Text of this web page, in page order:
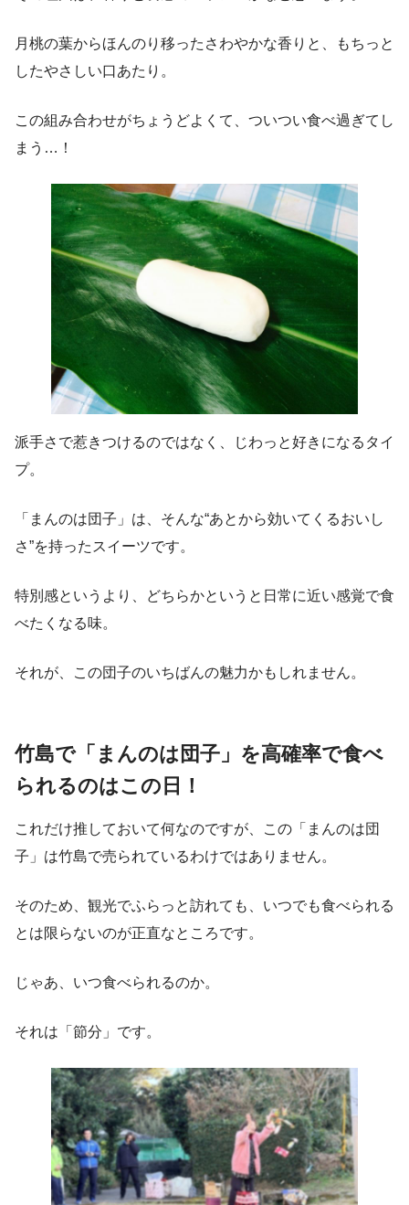
月桃の葉からほんのり移ったさわやかな香りと、もちっと
したやさしい口あたり。
この組み合わせがちょうどよくて、ついつい食べ過ぎてし
まう…！
派手さで惹きつけるのではなく、じわっと好きになるタイ
プ。
「まんのは団子」は、そんな“あとから効いてくるおいし
さ”を持ったスイーツです。
特別感というより、どちらかというと日常に近い感覚で食
べたくなる味。
それが、この団子のいちばんの魅力かもしれません。
竹島で「まんのは団子」を高確率で食べ
られるのはこの日！
これだけ推しておいて何なのですが、この「まんのは団
子」は竹島で売られているわけではありません。
そのため、観光でふらっと訪れても、いつでも食べられる
とは限らないのが正直なところです。
じゃあ、いつ食べられるのか。
それは「節分」です。